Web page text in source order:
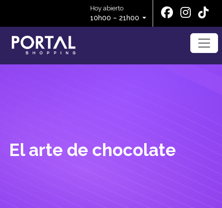
Hoy abierto
10h00 – 21h00
El arte de chocolate